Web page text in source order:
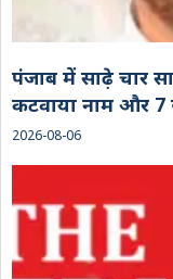
पंजाब में साढ़े चार
कटवाया नाम और 7
2026-08-06